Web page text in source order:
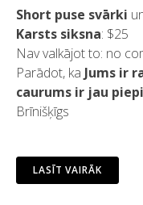
Short puse svārki
Karsts siksna: $25
Nav valkājot to: no
Parādot, ka Jums ir
caurums ir jau
Brīnišķīgs
LASĪT VAIRĀK